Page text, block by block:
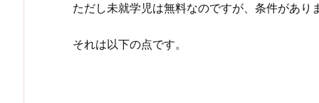
ただし未就学児は無料なのですが、条件があり
それは以下の点です。